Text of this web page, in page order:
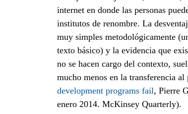
internet en donde las personas
institutos de renombre. La
muy simples metodológicamente
texto básico) y la evidencia que
no se hacen cargo del contexto,
mucho menos en la transferencia al
development programs fail, Pierre
enero 2014. McKinsey Quarterly).